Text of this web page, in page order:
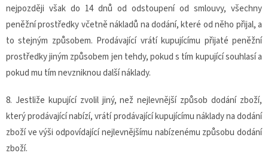
nejpozději však do 14 dnů od odstoupení od smlouvy, všechny
peněžní prostředky včetně nákladů na dodání, které od něho přijal, a
to stejným způsobem. Prodávající vrátí kupujícímu přijaté peněžní
prostředky jiným způsobem jen tehdy, pokud s tím kupující souhlasí a
pokud mu tím nevzniknou další náklady.
8. Jestliže kupující zvolil jiný, než nejlevnější způsob dodání zboží,
který prodávající nabízí, vrátí prodávající kupujícímu náklady na dodání
zboží ve výši odpovídající nejlevnějšímu nabízenému způsobu dodání
zboží.